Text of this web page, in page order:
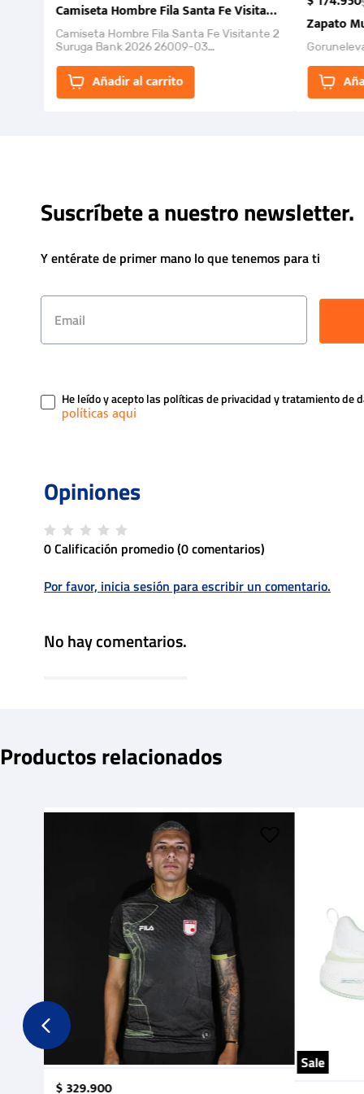
Camiseta Hombre Fila Santa Fe Visitante 2 Suruga
Camiseta Hombre Fila Santa Fe Visitante 2
Suruga Bank 2026 26009-03
la Et...
Añadir al carrito
Zapato
Suscríbete a nuestro newsletter.
Y entérate de primer mano lo que tenemos para ti
He leído y acepto las políticas de privacidad y tratamiento de
0 Calificación promedio(0 comentarios)
Por favor, inicia sesión para escribir un comentario.
No hay comentarios.
Productos relacionados
$329.900
Sale